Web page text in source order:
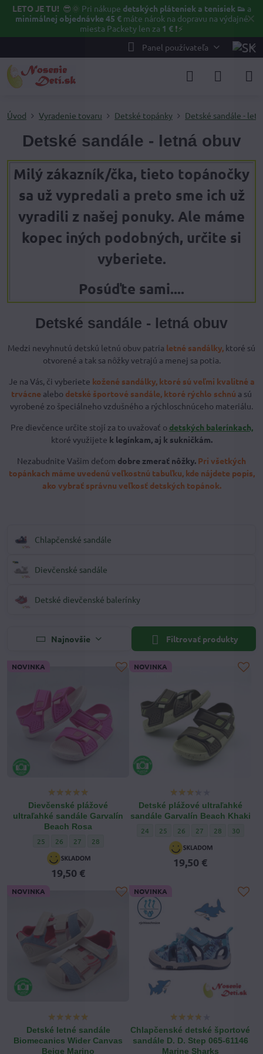
✕
LETO JE TU! 😎🌞 Pri nákupe detských pláteniek a tenisiek 👟 a
minimálnej objednávke 45 €máte nárok na dopravu na výdajné
miesta Packety len za 1 € ❗⚡️
Panel používateľa
Úvod Vyradenie tovaru Detské topánky Detské sandále -
Detské sandále - letná obuv
Milý zákazník/čka, tieto topánočky
sa už vypredali a preto sme ich už
vyradili z našej ponuky. Ale máme
kopec iných podobných, určite si
vyberiete.
Posúďte sami....
Detské sandále - letná obuv
Medzi nevyhnutú detskú letnú obuv patria letné sandálky, ktoré sú
otvorené a tak sa nôžky vetrajú a menej sa potia.
Je na Vás, či vyberiete kožené sandálky, ktoré sú veľmi kvalitné a
trvácne alebo detské športové sandále, ktoré rýchlo schnú a sú
vyrobené zo špeciálneho vzdušného a rýchloschnúceho materiálu.
Pre dievčence určite stojí za to uvažovať o detských balerínkach,
ktoré využijete k legínkam, aj k sukničkám.
Nezabudnite Vašim deťom dobre zmerať nôžky. Pri všetkých
topánkach máme uvedenú veľkostnú tabuľku, kde nájdete popis,
ako vybrať správnu veľkosť detských topánok.
Chlapčenské sandále
Dievčenské sandále
Detské dievčenské balerínky
Najnovšie Filtrovať produkty
NOVINKA
Dievčenské plážové
ultraľahké sandále Garvalín
Beach Rosa
Dievčenské plážové ultraľahké sandále Garvalín Beach Rosa - Veľkosť
25 Dievčenské plážové ultraľahké sandále Garvalín Beach Rosa -
26 Dievčenské plážové ultraľahké sandále Garvalín Beach
27 Dievčenské plážové ultraľahké sandále Garvalín
28
19,50 €
NOVINKA
Detské plážové ultraľahké
sandále Garvalín Beach Khaki
Detské plážové ultraľahké sandále
24 Detské plážové ultraľahké
25 Detské plážové ultraľahké
26 Detské plážové
27 Detské
28 Detské
30
19,50 €
NOVINKA
Detské letné sandále
Biomecanics Wider Canvas
Beige Marino
NOVINKA
Chlapčenské detské športové
sandále D. D. Step 065-61146
Marine Sharks